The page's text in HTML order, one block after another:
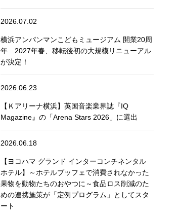
2026.07.02
横浜アンパンマンこどもミュージアム 開業20周
年 2027年春、移転後初の大規模リニューアル
が決定！
2026.06.23
【Ｋアリーナ横浜】英国音楽業界誌『IQ
Magazine』の「Arena Stars 2026」に選出
2026.06.18
【ヨコハマ グランド インターコンチネンタル
ホテル】～ホテルブッフェで消費されなかった
果物を動物たちのおやつに～食品ロス削減のた
めの連携施策が「定例プログラム」としてスタ
ート